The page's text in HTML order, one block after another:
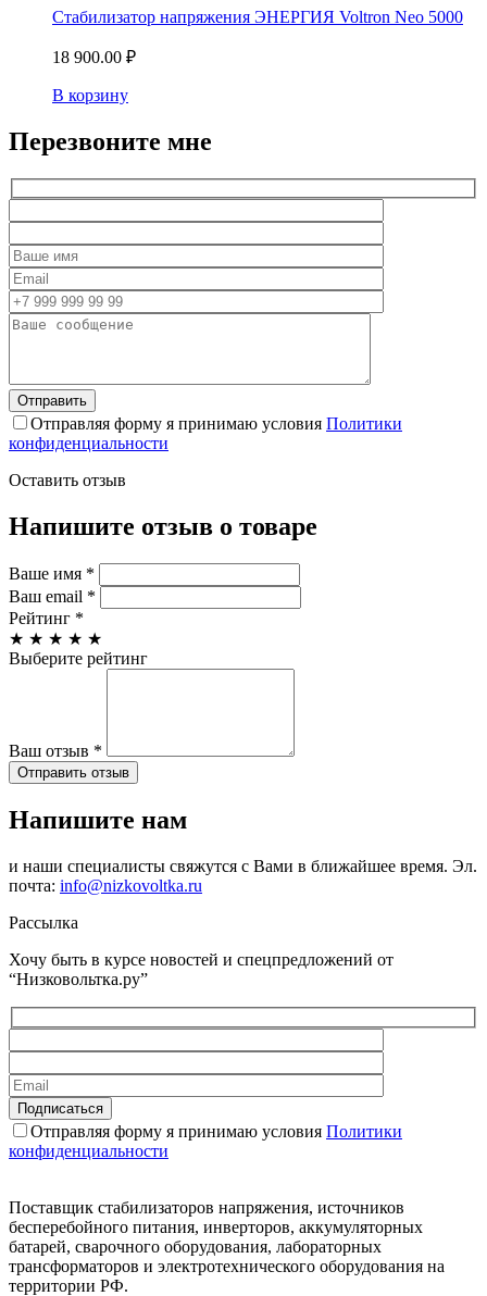
Стабилизатор напряжения ЭНЕРГИЯ Voltron Neo 5000
18 900.00 ₽
В корзину
Перезвоните мне
Отправляя форму я принимаю условия Политики
конфиденциальности
Оставить отзыв
Напишите отзыв о товаре
Ваше имя *
Ваш email *
Рейтинг *
★ ★ ★ ★ ★
Выберите рейтинг
Ваш отзыв *
Отправить отзыв
Напишите нам
и наши специалисты свяжутся с Вами в ближайшее время. Эл.
почта: info@nizkovoltka.ru
Рассылка
Хочу быть в курсе новостей и спецпредложений от
“Низковольтка.ру”
Отправляя форму я принимаю условия Политики
конфиденциальности
Поставщик стабилизаторов напряжения, источников
бесперебойного питания, инверторов, аккумуляторных
батарей, сварочного оборудования, лабораторных
трансформаторов и электротехнического оборудования на
территории РФ.